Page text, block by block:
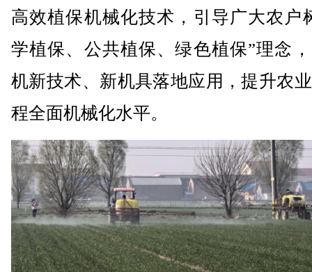
高效植保机械化技术，引导广大农户
学植保、公共植保、绿色植保”理念
机新技术、新机具落地应用，提升农
程全面机械化水平。